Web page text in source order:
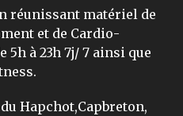
réunissant matériel de
et de Cardio-
à 23h 7j/ 7 ainsi que
Hapchot,Capbreton,